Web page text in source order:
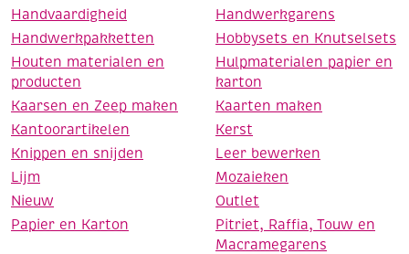
Handvaardigheid
Handwerkgarens
Handwerkpakketten
Hobbysets en Knutselsets
Houten materialen en
producten
Hulpmaterialen papier en
karton
Kaarsen en Zeep maken
Kaarten maken
Kantoorartikelen
Kerst
Knippen en snijden
Leer bewerken
Lijm
Mozaieken
Nieuw
Outlet
Papier en Karton
Pitriet, Raffia, Touw en
Macramegarens